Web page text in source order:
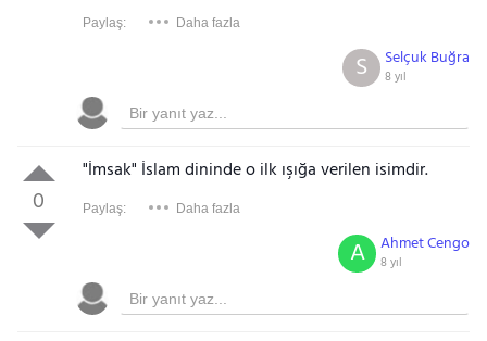
Paylaş: Daha fazla
Selçuk Buğra
8 yıl
S
0
"İmsak" İslam dininde o ilk ışığa verilen isimdir.
Paylaş: Daha fazla
Ahmet Cengo
8 yıl
A